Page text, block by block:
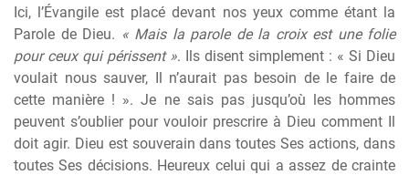
Ici, l’Évangile est placé devant nos yeux comme étant la
Parole de Dieu. « Mais la parole de la croix est une folie
pour ceux qui périssent ». Ils disent simplement : « Si Dieu
voulait nous sauver, Il n’aurait pas besoin de le faire de
cette manière ! ». Je ne sais pas jusqu’où les hommes
peuvent s’oublier pour vouloir prescrire à Dieu comment Il
doit agir. Dieu est souverain dans toutes Ses actions, dans
toutes Ses décisions. Heureux celui qui a assez de crainte